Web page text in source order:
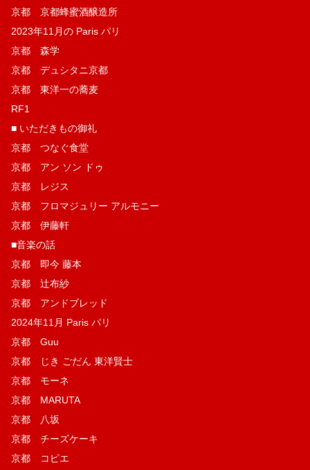
京都 京都蜂蜜酒醸造所
2023年11月の Paris パリ
京都 森学
京都 デュシタニ京都
京都 東洋一の蕎麦
RF1
■ いただきもの御礼
京都 つなぐ食堂
京都 アン ソン ドゥ
京都 レジス
京都 フロマジュリー アルモニー
京都 伊藤軒
■音楽の話
京都 即今 藤本
京都 辻布紗
京都 アンドブレッド
2024年11月 Paris パリ
京都 Guu
京都 じき ごだん 東洋賢士
京都 モーネ
京都 MARUTA
京都 八坂
京都 チーズケーキ
京都 コピエ